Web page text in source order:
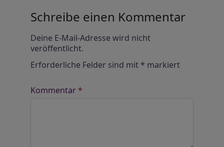
Schreibe einen Kommentar
Deine E-Mail-Adresse wird nicht
veröffentlicht.
Erforderliche Felder sind mit* markiert
Kommentar*